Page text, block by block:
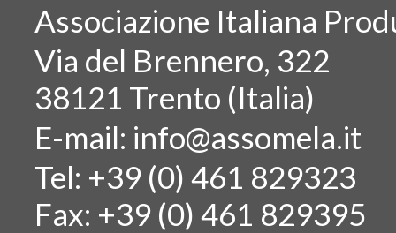
Associazione Italiana
Via del Brennero, 322
38121 Trento (Italia)
E-mail: info@assomela.it
Tel: +39 (0) 461 829323
Fax: +39 (0) 461 829395